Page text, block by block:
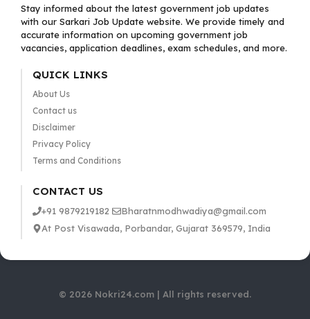
Stay informed about the latest government job updates
with our Sarkari Job Update website. We provide timely and
accurate information on upcoming government job
vacancies, application deadlines, exam schedules, and more.
QUICK LINKS
About Us
Contact us
Disclaimer
Privacy Policy
Terms and Conditions
CONTACT US
+91 9879219182
Bharatnmodhwadiya@gmail.com
At Post Visawada, Porbandar, Gujarat 369579, India
© 2026 Nokri24.com | All rights reserved.